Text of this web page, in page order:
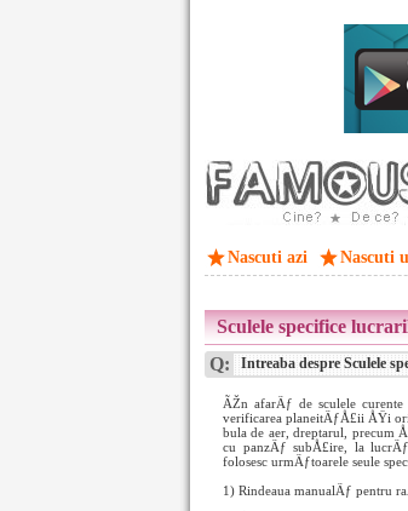
Nascuti azi Nascuti
Sculele specifice
Q: Intreaba despre Sculele
ÃŽn afarÄƒ de sculele
verificarea planeitÄƒÅ£ii ÅŸi
bula de aer, dreptarul, precum
cu panzÄƒ subÅ£ire, la
folosesc urmÄƒtoarele seule
1) Rindeaua manualÄƒ pentru